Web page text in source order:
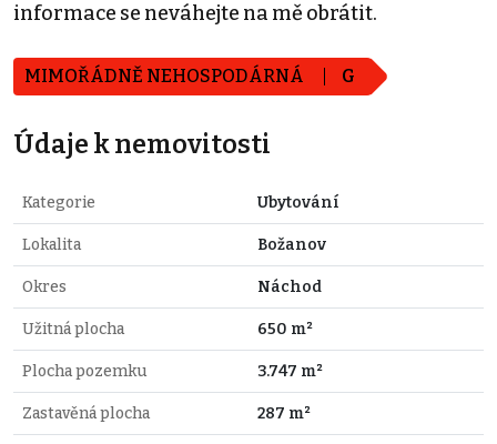
informace se neváhejte na mě obrátit.
MIMOŘÁDNĚ NEHOSPODÁRNÁ G
Údaje k nemovitosti
Kategorie Ubytování
Lokalita Božanov
Okres Náchod
Užitná plocha 650 m²
Plocha pozemku 3.747 m²
Zastavěná plocha 287 m²